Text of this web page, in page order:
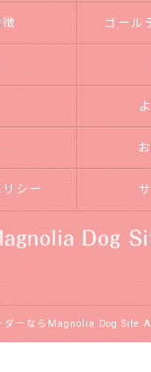
ゴール
シー
ーならMagnolia Dog Site